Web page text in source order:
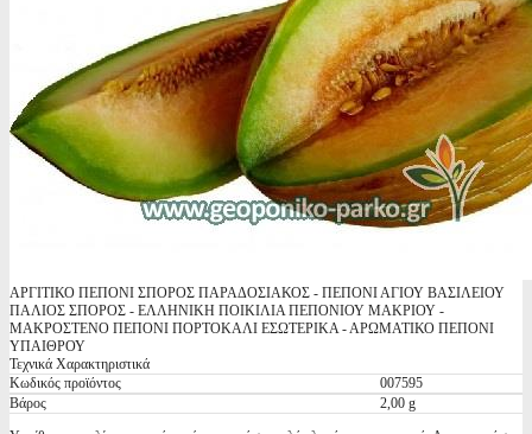
ΑΡΓΙΤΙΚΟ ΠΕΠΟΝΙ ΣΠΟΡΟΣ ΠΑΡΑΔΟΣΙΑΚΟΣ - ΠΕΠΟΝΙ ΑΓΙΟΥ ΒΑΣΙΛΕΙΟΥ
ΠΑΛΙΟΣ ΣΠΟΡΟΣ - ΕΛΛΗΝΙΚΗ ΠΟΙΚΙΛΙΑ ΠΕΠΟΝΙΟΥ ΜΑΚΡΙΟΥ -
ΜΑΚΡΟΣΤΕΝΟ ΠΕΠΟΝΙ ΠΟΡΤΟΚΑΛΙ ΕΣΩΤΕΡΙΚΑ - ΑΡΩΜΑΤΙΚΟ ΠΕΠΟΝΙ
ΥΠΑΙΘΡΟΥ
Τεχνικά Χαρακτηριστικά
Κωδικός προϊόντος
007595
Βάρος
2,00 g